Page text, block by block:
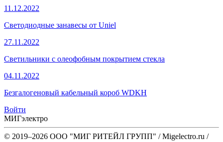
11.12.2022
Светодиодные занавесы от Uniel
27.11.2022
Светильники с олеофобным покрытием стекла
04.11.2022
Безгалогеновый кабельный короб WDKH
Войти
МИГэлектро
© 2019–2026 ООО "МИГ РИТЕЙЛ ГРУПП" / Migelectro.ru /